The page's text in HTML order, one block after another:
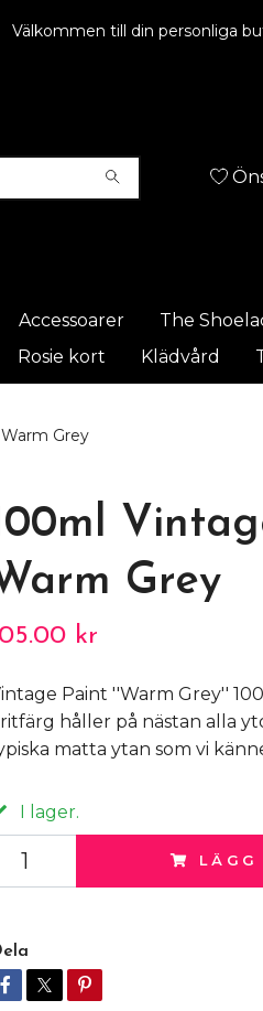
Välkommen till din personliga
Accessoarer The
Rosie kort Klädvård
Grey
Grey
kr
Paint ''Warm Grey''
håller på nästan alla
matta ytan som vi
I lager.
LÄGG